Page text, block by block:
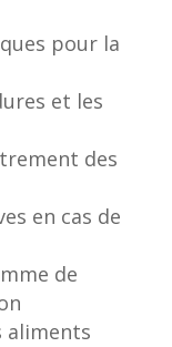
pour la
et les
des
en cas de
de
aliments